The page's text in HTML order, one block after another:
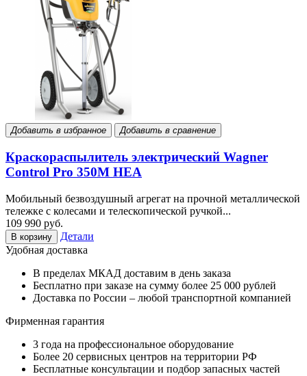
Добавить в избранное Добавить в сравнение
Краскораспылитель электрический Wagner
Control Pro 350M HEA
Мобильный безвоздушный агрегат на прочной металлической
тележке с колесами и телескопической ручкой...
109 990 руб.
В корзину
Детали
Удобная доставка
В пределах МКАД доставим в день заказа
Бесплатно при заказе на сумму более 25 000 рублей
Доставка по России – любой транспортной компанией
Фирменная гарантия
3 года на профессиональное оборудование
Более 20 сервисных центров на территории РФ
Бесплатные консультации и подбор запасных частей